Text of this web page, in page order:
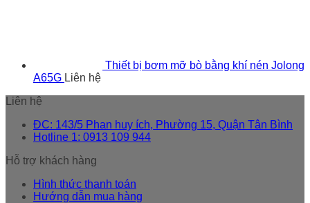
Thiết bị bơm mỡ bò bằng khí nén Jolong
A65G Liên hệ
Liên hệ
ĐC: 143/5 Phan huy ích, Phường 15, Quận Tân Bình
Hotline 1: 0913 109 944
Hỗ trợ khách hàng
Hình thức thanh toán
Hướng dẫn mua hàng